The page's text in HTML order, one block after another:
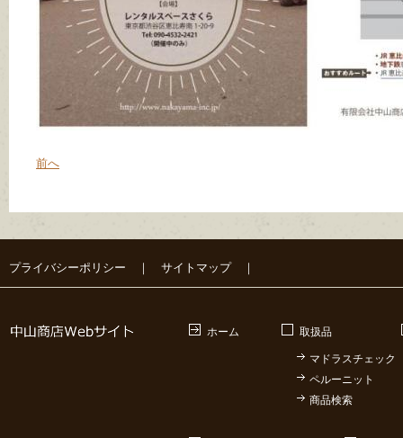
前へ
プライバシーポリシー ｜ サイトマップ｜
ホーム 取扱品
マドラスチェック
ペルーニット
商品検索